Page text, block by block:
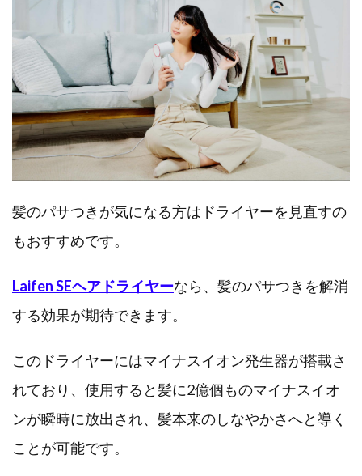
髪のパサつきが気になる方はドライヤーを見直すの
もおすすめです。
Laifen SEヘアドライヤーなら、髪のパサつきを解消
する効果が期待できます。
このドライヤーにはマイナスイオン発生器が搭載さ
れており、使用すると髪に2億個ものマイナスイオ
ンが瞬時に放出され、髪本来のしなやかさへと導く
ことが可能です。